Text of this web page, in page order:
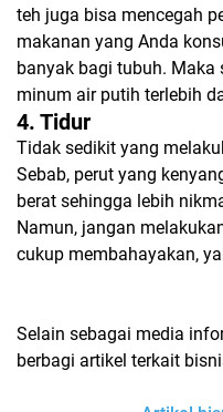
teh juga bisa mencegah
makanan yang Anda
banyak bagi tubuh. Maka
minum air putih terlebih
4. Tidur
Tidak sedikit yang
Sebab, perut yang
berat sehingga lebih
Namun, jangan
cukup membahayakan,
Selain sebagai media
berbagi artikel terkait